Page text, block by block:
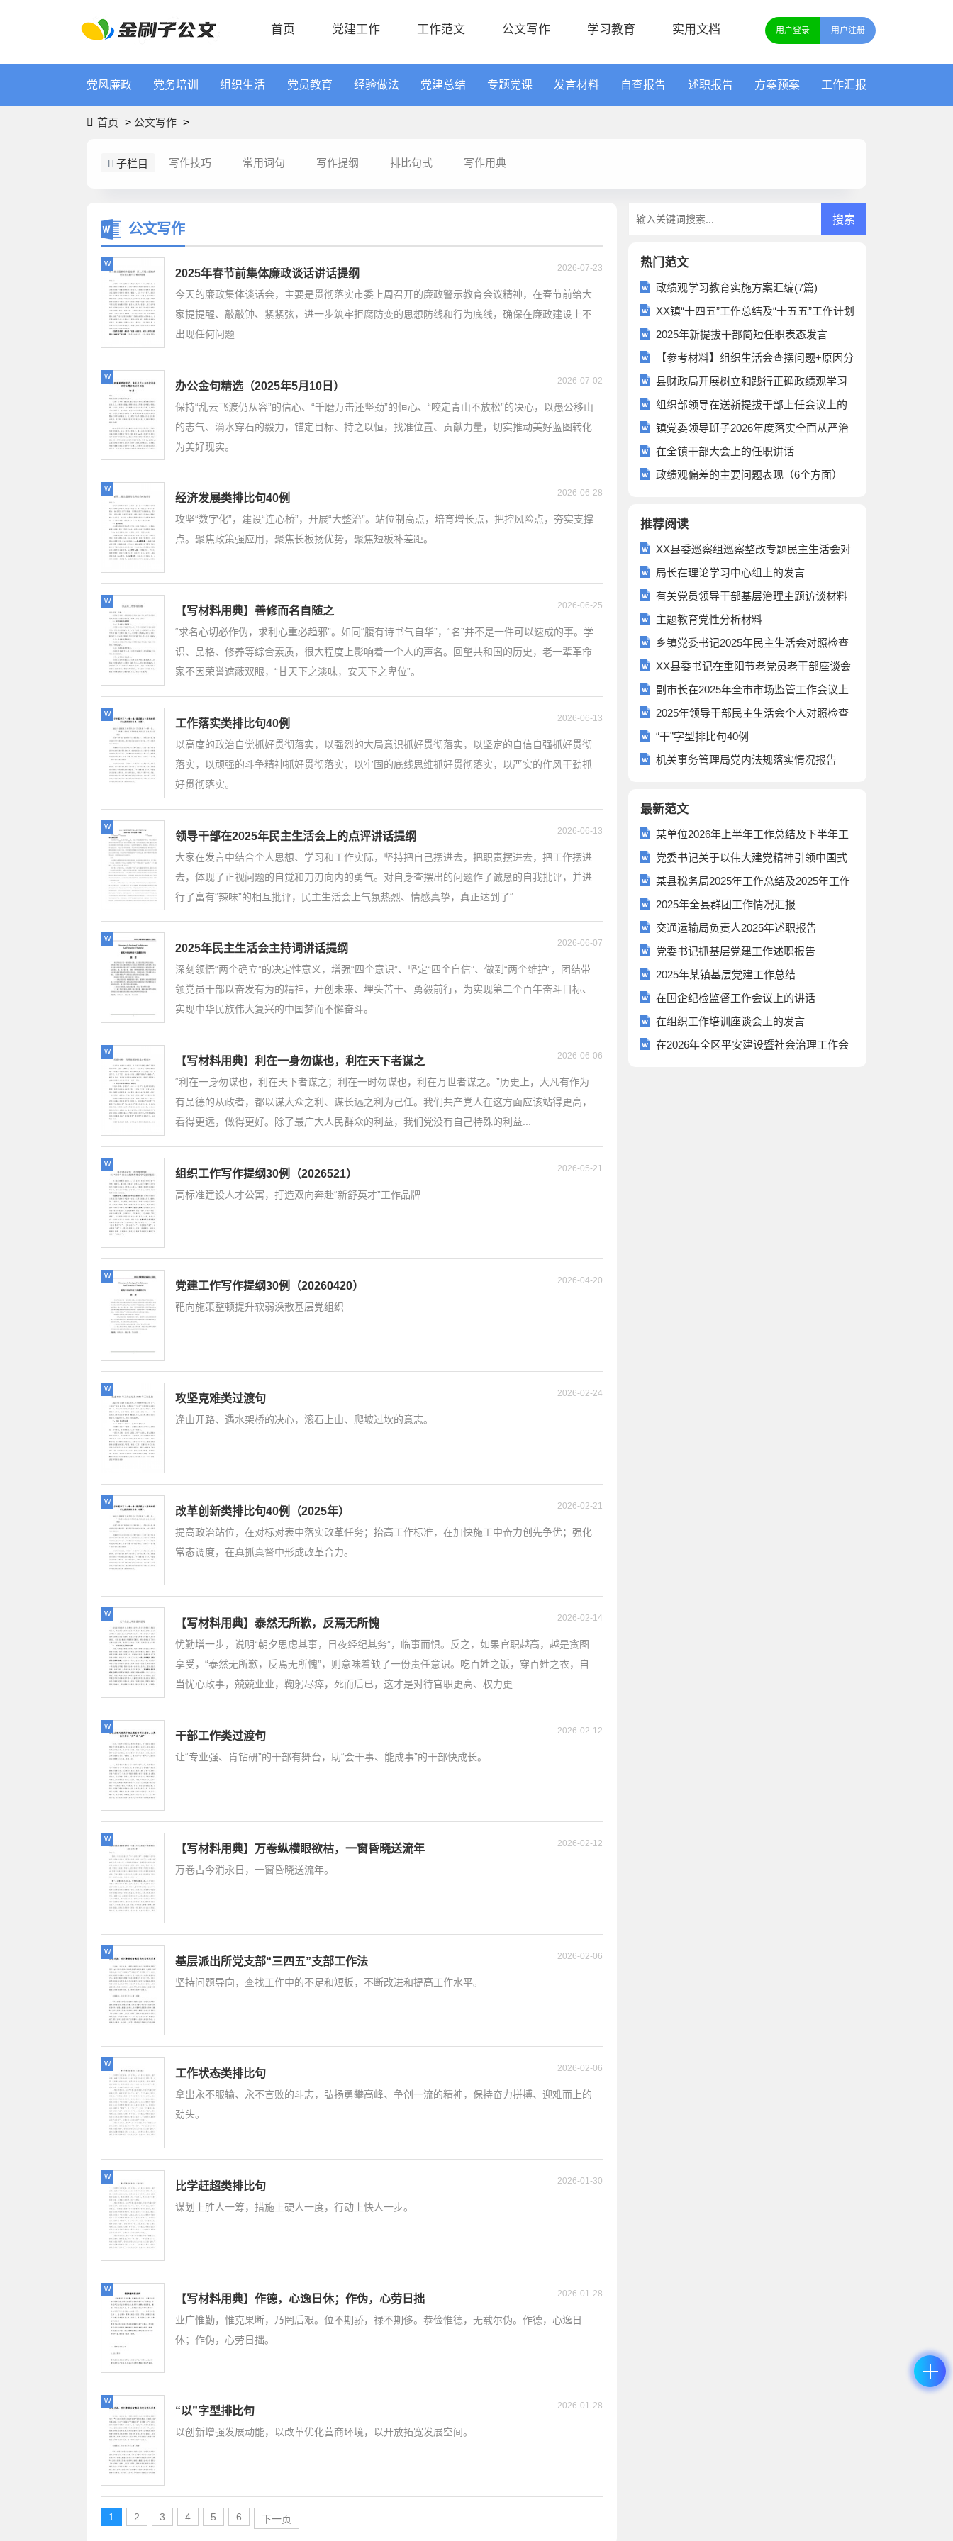
首页 党建工作 工作范文 公文写作 学习教育 实用文档 用户登录 用户注册
党风廉政 党务培训 组织生活 党员教育 经验做法 党建总结 专题党课 发言材料 自查报告 述职报告 方案预案 工作汇报
首页 > 公文写作 >
子栏目 写作技巧 常用词句 写作提纲 排比句式 写作用典
公文写作
2025年春节前集体廉政谈话讲话提纲 2026-07-23
今天的廉政集体谈话会，主要是贯彻落实市委上周召开的廉政警示教育会议精神，在春节前给大
家提提醒、敲敲钟、紧紧弦，进一步筑牢拒腐防变的思想防线和行为底线，确保在廉政建设上不
出现任何问题
w
办公金句精选（2025年5月10日） 2026-07-02
保持“乱云飞渡仍从容”的信心、“千磨万击还坚劲”的恒心、“咬定青山不放松”的决心，以愚公移山
的志气、滴水穿石的毅力，锚定目标、持之以恒，找准位置、贡献力量，切实推动美好蓝图转化
为美好现实。
w
经济发展类排比句40例 2026-06-28
攻坚“数字化”，建设“连心桥”，开展“大整治”。站位制高点，培育增长点，把控风险点，夯实支撑
点。聚焦政策强应用，聚焦长板扬优势，聚焦短板补差距。
w
【写材料用典】善修而名自随之 2026-06-25
“求名心切必作伪，求利心重必趋邪”。如同“腹有诗书气自华”，“名”并不是一件可以速成的事。学
识、品格、修养等综合素质，很大程度上影响着一个人的声名。回望共和国的历史，老一辈革命
家不因荣誉遮蔽双眼，“甘天下之淡味，安天下之卑位”。
w
工作落实类排比句40例 2026-06-13
以高度的政治自觉抓好贯彻落实，以强烈的大局意识抓好贯彻落实，以坚定的自信自强抓好贯彻
落实，以顽强的斗争精神抓好贯彻落实，以牢固的底线思维抓好贯彻落实，以严实的作风干劲抓
好贯彻落实。
w
领导干部在2025年民主生活会上的点评讲话提纲 2026-06-13
大家在发言中结合个人思想、学习和工作实际，坚持把自己摆进去，把职责摆进去，把工作摆进
去，体现了正视问题的自觉和刀刃向内的勇气。对自身查摆出的问题作了诚恳的自我批评，并进
行了富有“辣味”的相互批评，民主生活会上气氛热烈、情感真挚，真正达到了“...
w
2025年民主生活会主持词讲话提纲 2026-06-07
深刻领悟“两个确立”的决定性意义，增强“四个意识”、坚定“四个自信”、做到“两个维护”，团结带
领党员干部以奋发有为的精神，开创未来、埋头苦干、勇毅前行，为实现第二个百年奋斗目标、
实现中华民族伟大复兴的中国梦而不懈奋斗。
w
【写材料用典】利在一身勿谋也，利在天下者谋之 2026-06-06
“利在一身勿谋也，利在天下者谋之；利在一时勿谋也，利在万世者谋之。”历史上，大凡有作为
有品德的从政者，都以谋大众之利、谋长远之利为己任。我们共产党人在这方面应该站得更高，
看得更远，做得更好。除了最广大人民群众的利益，我们党没有自己特殊的利益...
w
组织工作写作提纲30例（2026521） 2026-05-21
高标准建设人才公寓，打造双向奔赴“新舒英才”工作品牌
w
党建工作写作提纲30例（20260420） 2026-04-20
靶向施策整顿提升软弱涣散基层党组织
w
攻坚克难类过渡句 2026-02-24
逢山开路、遇水架桥的决心，滚石上山、爬坡过坎的意志。
w
改革创新类排比句40例（2025年） 2026-02-21
提高政治站位，在对标对表中落实改革任务；抬高工作标准，在加快施工中奋力创先争优；强化
常态调度，在真抓真督中形成改革合力。
w
【写材料用典】泰然无所歉，反焉无所愧 2026-02-14
忧勤增一步，说明“朝夕思虑其事，日夜经纪其务”，临事而惧。反之，如果官职越高，越是贪图
享受，“泰然无所歉，反焉无所愧”，则意味着缺了一份责任意识。吃百姓之饭，穿百姓之衣，自
当忧心政事，兢兢业业，鞠躬尽瘁，死而后已，这才是对待官职更高、权力更...
w
干部工作类过渡句 2026-02-12
让“专业强、肯钻研”的干部有舞台，助“会干事、能成事”的干部快成长。
w
【写材料用典】万卷纵横眼欲枯，一窗昏晓送流年 2026-02-12
万卷古今消永日，一窗昏晓送流年。
w
基层派出所党支部“三四五”支部工作法 2026-02-06
坚持问题导向，查找工作中的不足和短板，不断改进和提高工作水平。
w
工作状态类排比句 2026-02-06
拿出永不服输、永不言败的斗志，弘扬勇攀高峰、争创一流的精神，保持奋力拼搏、迎难而上的
劲头。
w
比学赶超类排比句 2026-01-30
谋划上胜人一筹，措施上硬人一度，行动上快人一步。
w
【写材料用典】作德，心逸日休；作伪，心劳日拙 2026-01-28
业广惟勤，惟克果断，乃罔后艰。位不期骄，禄不期侈。恭俭惟德，无载尔伪。作德，心逸日
休；作伪，心劳日拙。
w
“以”字型排比句 2026-01-28
以创新增强发展动能，以改革优化营商环境，以开放拓宽发展空间。
w
1 2 3 4 5 6 下一页
热门范文
政绩观学习教育实施方案汇编(7篇)
XX镇“十四五”工作总结及“十五五”工作计划
2025年新提拔干部简短任职表态发言
【参考材料】组织生活会查摆问题+原因分
析+整改措施（267例）
县财政局开展树立和践行正确政绩观学习
教育动员部署会上的讲话
组织部领导在送新提拔干部上任会议上的
讲话
镇党委领导班子2026年度落实全面从严治
党主体责任和党风廉政建设责任制情况的
报告
在全镇干部大会上的任职讲话
政绩观偏差的主要问题表现（6个方面）
推荐阅读
XX县委巡察组巡察整改专题民主生活会对
照检查材料
局长在理论学习中心组上的发言
有关党员领导干部基层治理主题访谈材料
汇编（5篇）
主题教育党性分析材料
乡镇党委书记2025年民主生活会对照检查
发言材料（围绕“四个带头”）
XX县委书记在重阳节老党员老干部座谈会
上的讲话
副市长在2025年全市市场监管工作会议上
的讲话
2025年领导干部民主生活会个人对照检查
材料（“六个带头”）
“干”字型排比句40例
机关事务管理局党内法规落实情况报告
最新范文
某单位2026年上半年工作总结及下半年工
作计划
党委书记关于以伟大建党精神引领中国式
现代化新篇章的研讨发言
某县税务局2025年工作总结及2025年工作
打算
2025年全县群团工作情况汇报
交通运输局负责人2025年述职报告
党委书记抓基层党建工作述职报告
2025年某镇基层党建工作总结
在国企纪检监督工作会议上的讲话
在组织工作培训座谈会上的发言
在2026年全区平安建设暨社会治理工作会